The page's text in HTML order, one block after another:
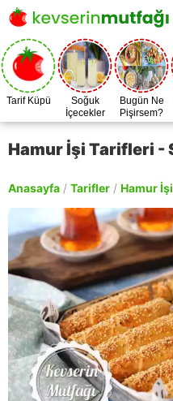
Tarif Küpü
Soğuk
İçecekler
Bugün Ne
Pişirsem?
Hamur İşi Tarifleri -
Anasayfa / Tarifler / Hamur